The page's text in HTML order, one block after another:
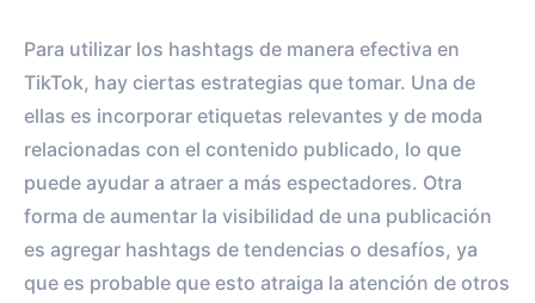
Para utilizar los hashtags de manera efectiva en
TikTok, hay ciertas estrategias que tomar. Una de
ellas es incorporar etiquetas relevantes y de moda
relacionadas con el contenido publicado, lo que
puede ayudar a atraer a más espectadores. Otra
forma de aumentar la visibilidad de una publicación
es agregar hashtags de tendencias o desafíos, ya
que es probable que esto atraiga la atención de otros